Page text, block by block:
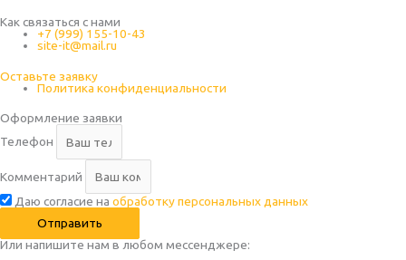
Как связаться с нами
+7 (999) 155-10-43
site-it@mail.ru
Оставьте заявку
Политика конфиденциальности
Оформление заявки
Телефон
Комментарий
Даю согласие на обработку персональных данных
Отправить
Или напишите нам в любом месcенджере: